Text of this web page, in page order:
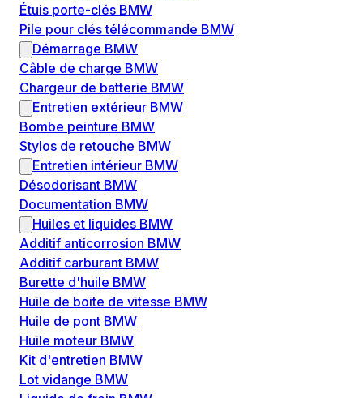
Étuis porte-clés BMW
Pile pour clés télécommande BMW
Démarrage BMW
Câble de charge BMW
Chargeur de batterie BMW
Entretien extérieur BMW
Bombe peinture BMW
Stylos de retouche BMW
Entretien intérieur BMW
Désodorisant BMW
Documentation BMW
Huiles et liquides BMW
Additif anticorrosion BMW
Additif carburant BMW
Burette d'huile BMW
Huile de boite de vitesse BMW
Huile de pont BMW
Huile moteur BMW
Kit d'entretien BMW
Lot vidange BMW